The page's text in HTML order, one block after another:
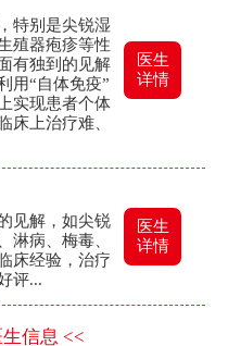
特别是尖锐湿
殖器疱疹等性
有独到的见解
用“自体免疫”
实现患者个体
床上治疗难、
医生
详情
见解，如尖锐
淋病、梅毒、
床经验，治疗
评...
医生
详情
信息 <<